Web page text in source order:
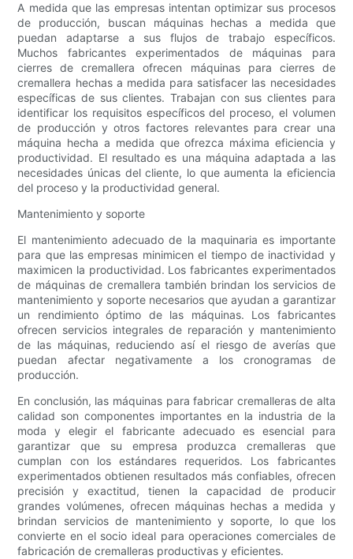
A medida que las empresas intentan optimizar sus procesos
de producción, buscan máquinas hechas a medida que
puedan adaptarse a sus flujos de trabajo específicos.
Muchos fabricantes experimentados de máquinas para
cierres de cremallera ofrecen máquinas para cierres de
cremallera hechas a medida para satisfacer las necesidades
específicas de sus clientes. Trabajan con sus clientes para
identificar los requisitos específicos del proceso, el volumen
de producción y otros factores relevantes para crear una
máquina hecha a medida que ofrezca máxima eficiencia y
productividad. El resultado es una máquina adaptada a las
necesidades únicas del cliente, lo que aumenta la eficiencia
del proceso y la productividad general.
Mantenimiento y soporte
El mantenimiento adecuado de la maquinaria es importante
para que las empresas minimicen el tiempo de inactividad y
maximicen la productividad. Los fabricantes experimentados
de máquinas de cremallera también brindan los servicios de
mantenimiento y soporte necesarios que ayudan a garantizar
un rendimiento óptimo de las máquinas. Los fabricantes
ofrecen servicios integrales de reparación y mantenimiento
de las máquinas, reduciendo así el riesgo de averías que
puedan afectar negativamente a los cronogramas de
producción.
En conclusión, las máquinas para fabricar cremalleras de alta
calidad son componentes importantes en la industria de la
moda y elegir el fabricante adecuado es esencial para
garantizar que su empresa produzca cremalleras que
cumplan con los estándares requeridos. Los fabricantes
experimentados obtienen resultados más confiables, ofrecen
precisión y exactitud, tienen la capacidad de producir
grandes volúmenes, ofrecen máquinas hechas a medida y
brindan servicios de mantenimiento y soporte, lo que los
convierte en el socio ideal para operaciones comerciales de
fabricación de cremalleras productivas y eficientes.